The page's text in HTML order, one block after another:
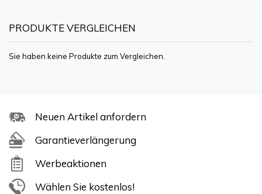
PRODUKTE VERGLEICHEN
Sie haben keine Produkte zum Vergleichen.
Neuen Artikel anfordern
Garantieverlängerung
Werbeaktionen
Wählen Sie kostenlos!